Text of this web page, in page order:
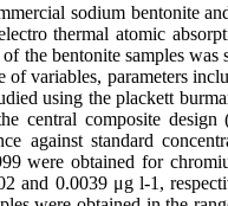
sodium bentonite
thermal atomic
the bentonite samples
of variables, parameters
using the plackett
central composite
against standard
were obtained for
and 0.0039 μg l-1,